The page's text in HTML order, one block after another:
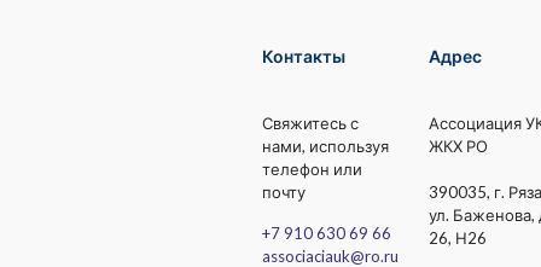
Контакты
Свяжитесь с
нами, используя
телефон или
почту
+7 910 630 69 66
associaciauk@ro.ru
Адрес
Ассоциация
ЖКХ РО
390035, г.
ул. Баженова,
26, Н26